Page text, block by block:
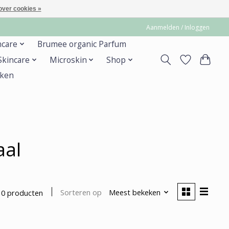
Aanmelden / Inloggen
Brumee organic Parfum
Microskin
Shop
0 producten Sorteren op Meest bekeken
cookies »